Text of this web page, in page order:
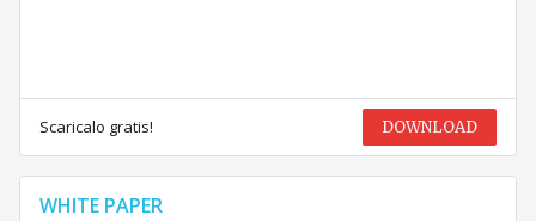
Scaricalo gratis! DOWNLOAD
WHITE PAPER